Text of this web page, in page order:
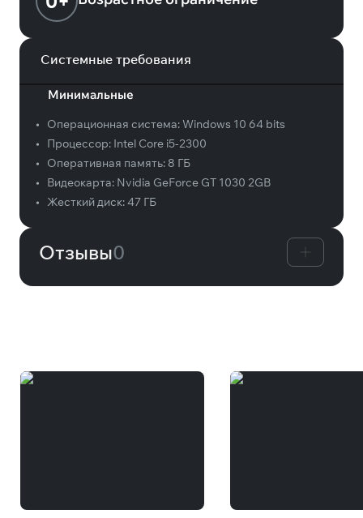
Системные требования
Минимальные
• Операционная система:Windows 10 64 bits
•
Процессор: Intel Core i5-2300
•
Оперативная память: 8 ГБ
•
Видеокарта: Nvidia GeForce GT 1030 2GB
•
Жесткий диск:47 ГБ
Отзывы0